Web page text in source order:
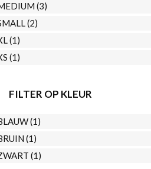
(3)
(2)
(1)
(1)
FILTER OP KLEUR
(1)
(1)
(1)